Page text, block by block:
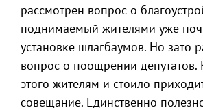
рассмотрен вопрос о
поднимаемый жителями уже
установке шлагбаумов. Но зато
вопрос о поощрении депутатов.
этого жителям и стоило
совещание. Единственно